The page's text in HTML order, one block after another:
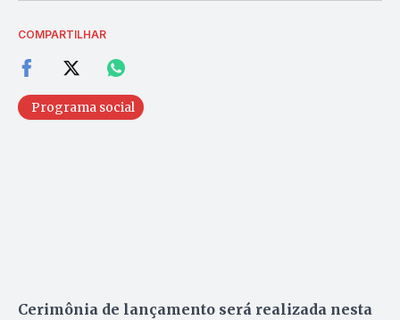
COMPARTILHAR
Programa social
Cerimônia de lançamento será realizada nesta